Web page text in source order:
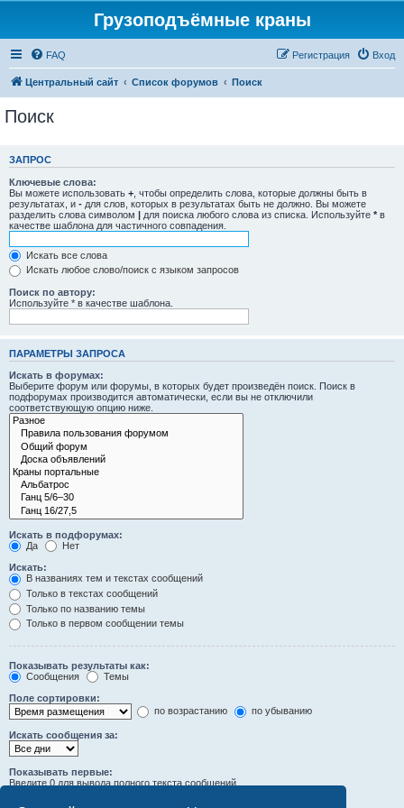
Грузоподъёмные краны
FAQ Вход
Регистрация
Центральный сайт Список форумов Поиск
Поиск
ЗАПРОС
Ключевые слова:
Вы можете использовать + , чтобы определить слова, которые должны быть в
результатах, и - для слов, которых в результатах быть не должно. Вы можете
разделить слова символом | для поиска любого слова из списка. Используйте * в
качестве шаблона для частичного совпадения.
Искать все слова
Искать любое слово/поиск с языком запросов
Поиск по автору:
Используйте * в качестве шаблона.
ПАРАМЕТРЫ ЗАПРОСА
Искать в форумах:
Выберите форум или форумы, в которых будет произведён поиск. Поиск в
подфорумах производится автоматически, если вы не отключили
соответствующую опцию ниже.
Искать в подфорумах:
Да
Нет
Искать:
В названиях тем и текстах сообщений
Только в текстах сообщений
Только по названию темы
Только в первом сообщении темы
Показывать результаты как:
Сообщения
Темы
Поле сортировки:
по возрастанию
по убыванию
Искать сообщения за:
Показывать первые:
Введите 0 для вывода полного текста сообщений.